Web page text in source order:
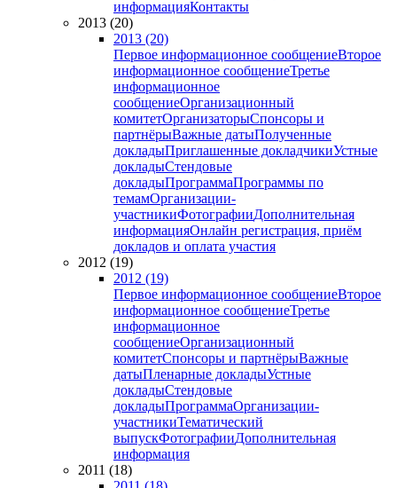
информацияКонтакты
2013 (20)
2013 (20)
Первое информационное сообщениеВторое
информационное сообщениеТретье
информационное
сообщениеОрганизационный
комитетОрганизаторыСпонсоры и
партнёрыВажные датыПолученные
докладыПриглашенные докладчикиУстные
докладыСтендовые
докладыПрограммаПрограммы по
темамОрганизации-
участникиФотографииДополнительная
информацияОнлайн регистрация, приём
докладов и оплата участия
2012 (19)
2012 (19)
Первое информационное сообщениеВторое
информационное сообщениеТретье
информационное
сообщениеОрганизационный
комитетСпонсоры и партнёрыВажные
датыПленарные докладыУстные
докладыСтендовые
докладыПрограммаОрганизации-
участникиТематический
выпускФотографииДополнительная
информация
2011 (18)